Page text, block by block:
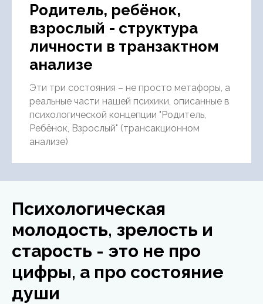
Родитель, ребёнок,
взрослый - структура
личности в транзактном
анализе
Эти три состояния – не просто метафоры, а
реальные части нашей психики, описанные в
психологической концепции "Родитель,
Ребёнок, Взрослый" (трансакционном
анализе)
Психологическая
молодость, зрелость и
старость - это не про
цифры, а про состояние
души